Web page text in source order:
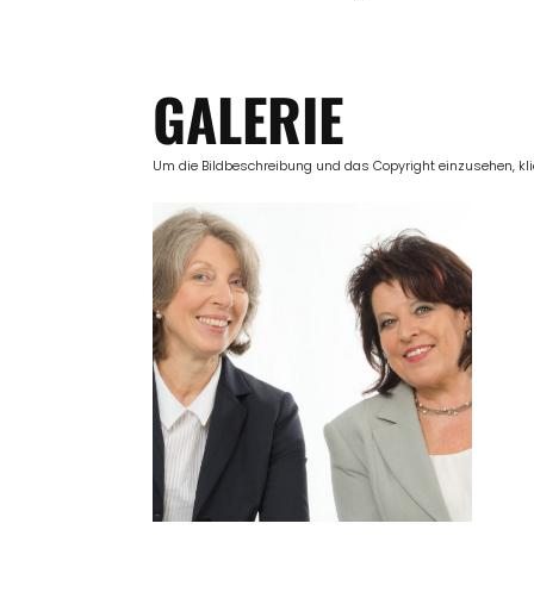
GALERIE
Um die Bildbeschreibung und das Copyright einzusehen,